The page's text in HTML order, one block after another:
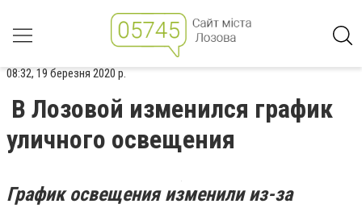
08:32, 19 березня 2020 р.
В Лозовой изменился график
уличного освещения
График освещения изменили из-за